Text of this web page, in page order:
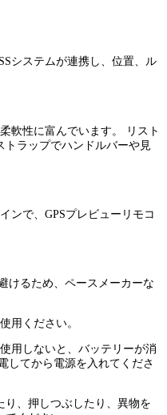
システムが連携し、位置、ル
軟性に富んでいます。 リスト
トラップでハンドルバーや見
ンで、GPSプレビューリモコ
けるため、ペースメーカーな
用ください。
用しないと、バッテリーが消
してから電源を入れてくださ
り、押しつぶしたり、異物を